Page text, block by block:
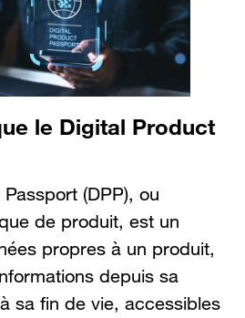
le Digital Product
(DPP), ou
de produit, est un
propres à un produit,
depuis sa
sa fin de vie, accessibles